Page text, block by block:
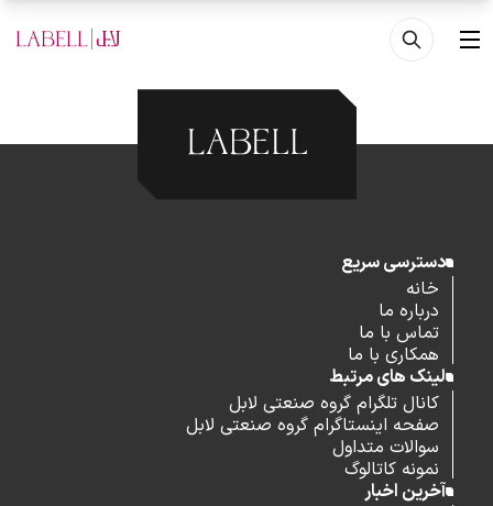
رفتن به محتوای اصلی
منو
دسترسی سریع
خانه
درباره ما
تماس با ما
همکاری با ما
لینک های مرتبط
کانال تلگرام گروه صنعتی لابل
صفحه اینستاگرام گروه صنعتی لابل
سوالات متداول
نمونه کاتالوگ
آخرین اخبار